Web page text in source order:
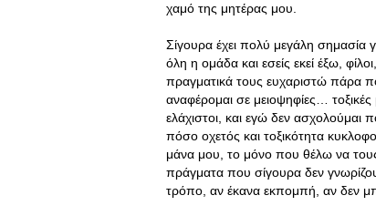
χαμό της μητέρας μου.
Σίγουρα έχει πολύ μεγάλη σημασία
όλη η ομάδα και εσείς εκεί έξω,
πραγματικά τους ευχαριστώ πάρα
αναφέρομαι σε μειοψηφίες…
ελάχιστοι, και εγώ δεν ασχολούμαι
πόσο οχετός και τοξικότητα
μάνα μου, το μόνο που θέλω να
πράγματα που σίγουρα δεν
τρόπο, αν έκανα εκπομπή, αν δεν